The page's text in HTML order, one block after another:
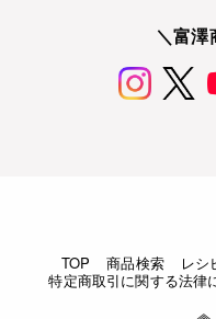
＼富澤
TOP 商品検索 レシ
特定商取引に関する法律